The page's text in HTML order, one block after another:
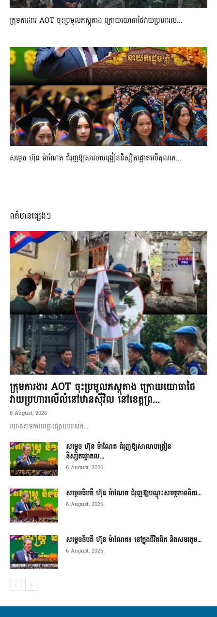
ក្រុមការងារ AOT ចុះប្រមូលភស្តុតាង ក្រោយយោធាថៃវាយប្រហារល...
សម្តេច ហ៊ុន ម៉ាណែត ជំរុញឱ្យសាលាបង្រៀននិស្សិតផ្តោតលើគុណភ...
ពត៌មានផ្សេងៗ
ក្រុមការងារ AOT ចុះប្រមូលភស្តុតាង ក្រោយយោធាថៃ
វាយប្រហារលើលំនៅឋានស៊ីវិល នៅខេត្តព្រ...
6 August, 2026
យោងតាមការបង្ហោះផ្សាយរបស់ក...
សម្តេច ហ៊ុន ម៉ាណែត ជំរុញឱ្យសាលាបង្រៀន
និស្សិតផ្តោតល...
6 August, 2026
សម្តេចធិបតី ហ៊ុន ម៉ាណែត ជំរុញឱ្យបណ្តុះសមត្ថភាពពិតរ...
6 August, 2026
សម្តេចធិបតី ហ៊ុន ម៉ាណែត៖ នៅក្នុងជីវិតពិត និងសមរភូម...
6 August, 2026